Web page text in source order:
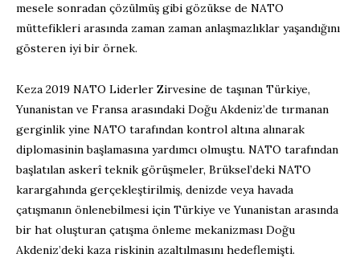
mesele sonradan çözülmüş gibi gözükse de NATO
müttefikleri arasında zaman zaman anlaşmazlıklar yaşandığını
gösteren iyi bir örnek.
Keza 2019 NATO Liderler Zirvesine de taşınan Türkiye,
Yunanistan ve Fransa arasındaki Doğu Akdeniz’de tırmanan
gerginlik yine NATO tarafından kontrol altına alınarak
diplomasinin başlamasına yardımcı olmuştu. NATO tarafından
başlatılan askerî teknik görüşmeler, Brüksel’deki NATO
karargahında gerçekleştirilmiş, denizde veya havada
çatışmanın önlenebilmesi için Türkiye ve Yunanistan arasında
bir hat oluşturan çatışma önleme mekanizması Doğu
Akdeniz’deki kaza riskinin azaltılmasını hedeflemişti.